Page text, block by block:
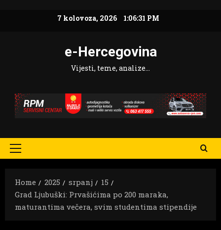
7 kolovoza, 2026 1:06:32 PM
e-Hercegovina
Vijesti, teme, analize…
Primary
Home
2025 srpanj
15
Grad Ljubuški: Prvašićima po 200 maraka,
maturantima večera, svim studentima stipendije